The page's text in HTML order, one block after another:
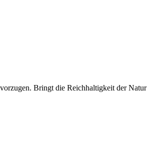
Bringt die Reichhaltigkeit der Natur